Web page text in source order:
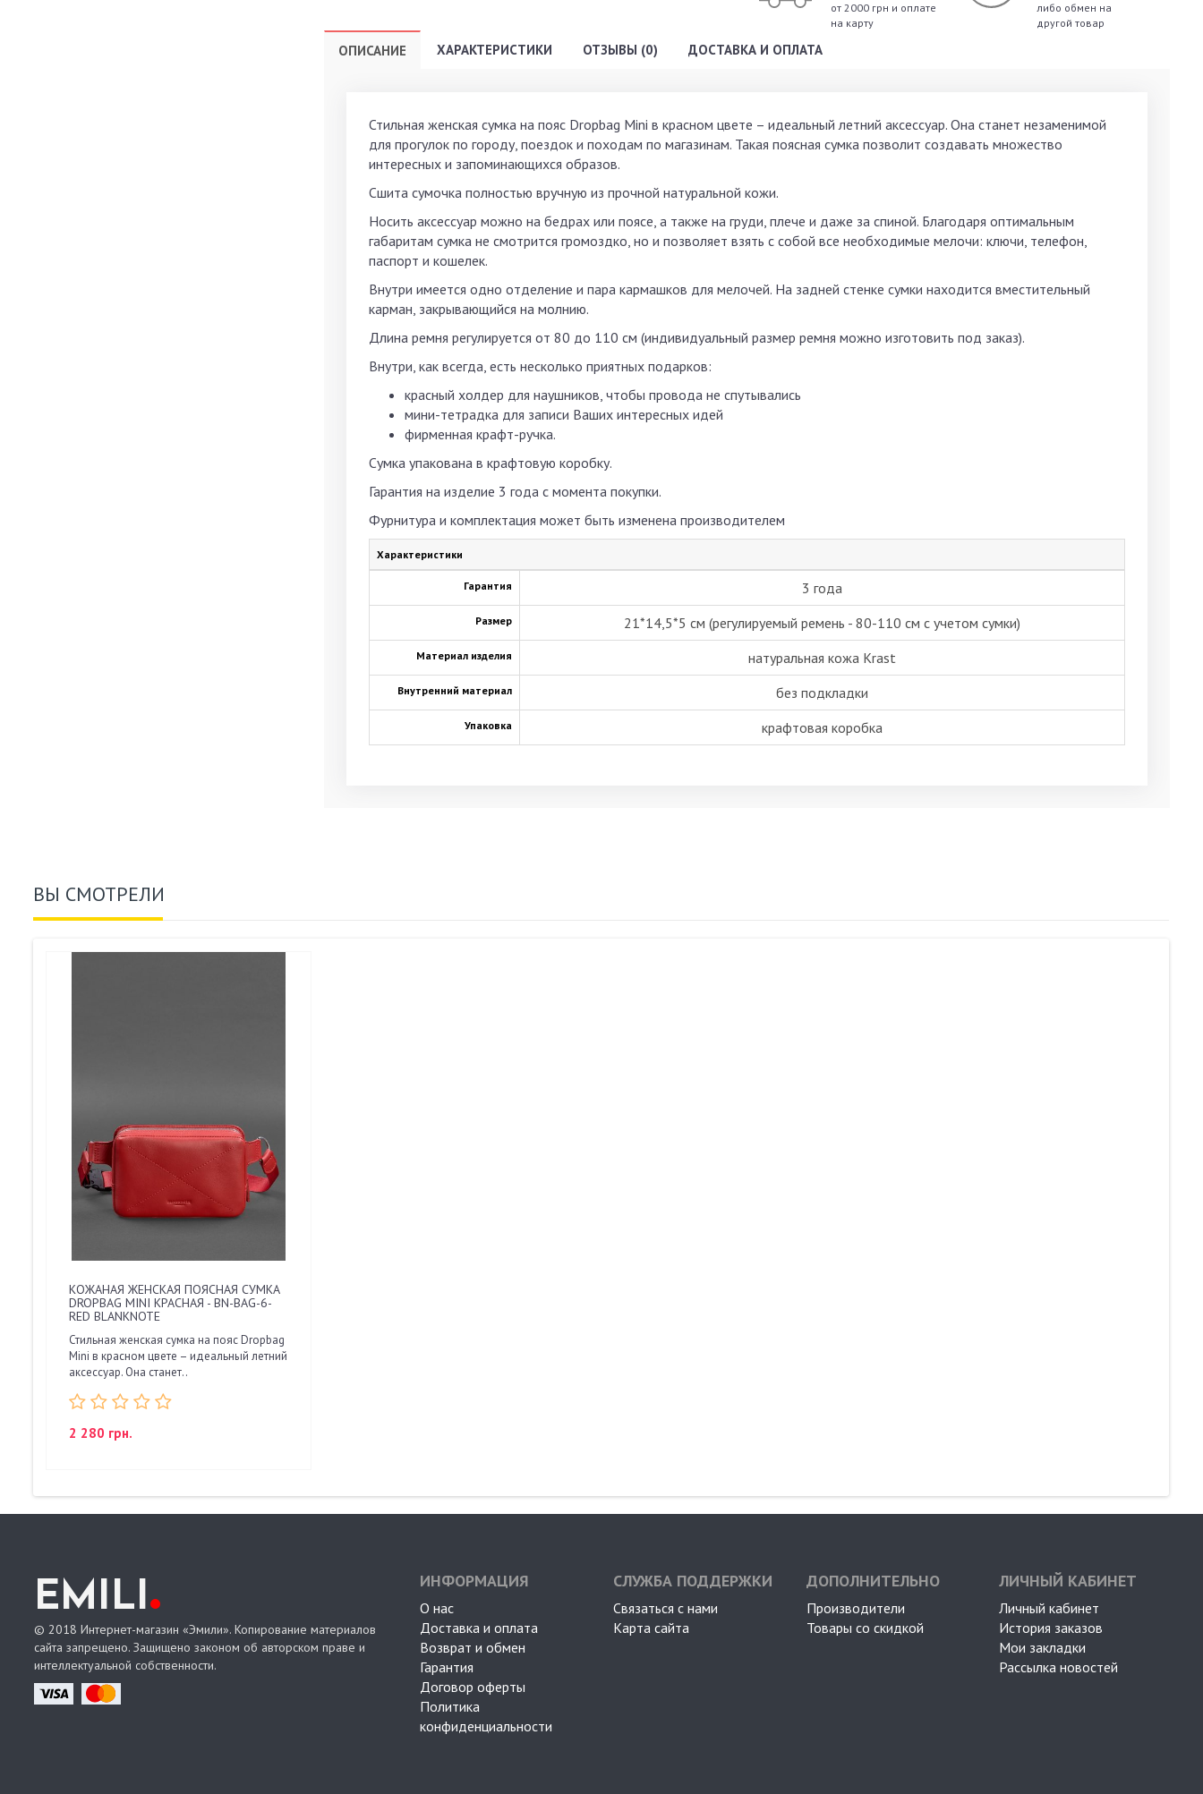
от 2000 грн и оплате
на карту
либо обмен на
другой товар
ОПИСАНИЕ ХАРАКТЕРИСТИКИ ОТЗЫВЫ (0) ДОСТАВКА И ОПЛАТА
Стильная женская сумка на пояс Dropbag Minі в красном цвете – идеальный летний аксессуар. Она станет незаменимой
для прогулок по городу, поездок и походам по магазинам. Такая поясная сумка позволит создавать множество
интересных и запоминающихся образов.
Сшита сумочка полностью вручную из прочной натуральной кожи.
Носить аксессуар можно на бедрах или поясе, а также на груди, плече и даже за спиной. Благодаря оптимальным
габаритам сумка не смотрится громоздко, но и позволяет взять с собой все необходимые мелочи: ключи, телефон,
паспорт и кошелек.
Внутри имеется одно отделение и пара кармашков для мелочей. На задней стенке сумки находится вместительный
карман, закрывающийся на молнию.
Длина ремня регулируется от 80 до 110 см (индивидуальный размер ремня можно изготовить под заказ).
Внутри, как всегда, есть несколько приятных подарков:
красный холдер для наушников, чтобы провода не спутывались
мини-тетрадка для записи Ваших интересных идей
фирменная крафт-ручка.
Сумка упакована в крафтовую коробку.
Гарантия на изделие 3 годас момента покупки.
Фурнитура и комплектация может быть изменена производителем
Характеристики
Гарантия 3 года
Размер 21*14,5*5 см (регулируемый ремень - 80-110 см с учетом сумки)
Материал изделия натуральная кожа Krast
Внутренний материал без подкладки
Упаковка крафтовая коробка
ВЫ СМОТРЕЛИ
КОЖАНАЯ ЖЕНСКАЯ ПОЯСНАЯ СУМКА
DROPBAG MINI КРАСНАЯ - BN-BAG-6-
RED BLANKNOTE
Стильная женская сумка на пояс Dropbag
Minі в красном цвете – идеальный летний
аксессуар. Она станет..
2 280 грн.
EMILI.
© 2018 Интернет-магазин «Эмили». Копирование материалов
сайта запрещено. Защищено законом об авторском праве и
интеллектуальной собственности.
ИНФОРМАЦИЯ
О нас
Доставка и оплата
Возврат и обмен
Гарантия
Договор оферты
Политика
конфиденциальности
СЛУЖБА ПОДДЕРЖКИ
Связаться с нами
Карта сайта
ДОПОЛНИТЕЛЬНО
Производители
Товары со скидкой
ЛИЧНЫЙ КАБИНЕТ
Личный кабинет
История заказов
Мои закладки
Рассылка новостей